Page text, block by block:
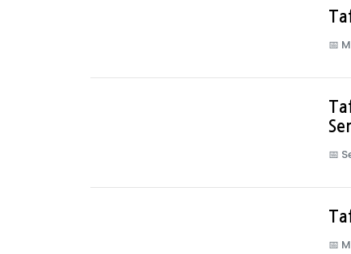
📅
📅
📅